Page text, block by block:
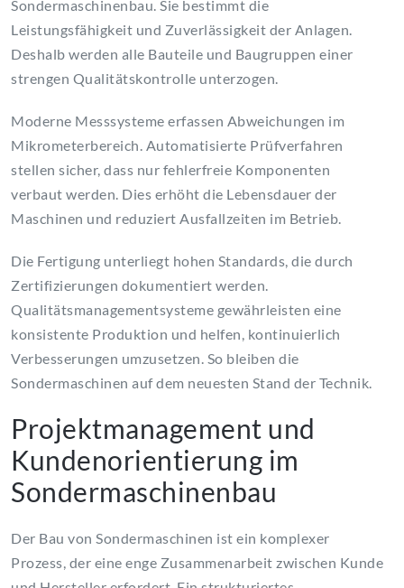
Sondermaschinenbau. Sie bestimmt die
Leistungsfähigkeit und Zuverlässigkeit der Anlagen.
Deshalb werden alle Bauteile und Baugruppen einer
strengen Qualitätskontrolle unterzogen.
Moderne Messsysteme erfassen Abweichungen im
Mikrometerbereich. Automatisierte Prüfverfahren
stellen sicher, dass nur fehlerfreie Komponenten
verbaut werden. Dies erhöht die Lebensdauer der
Maschinen und reduziert Ausfallzeiten im Betrieb.
Die Fertigung unterliegt hohen Standards, die durch
Zertifizierungen dokumentiert werden.
Qualitätsmanagementsysteme gewährleisten eine
konsistente Produktion und helfen, kontinuierlich
Verbesserungen umzusetzen. So bleiben die
Sondermaschinen auf dem neuesten Stand der Technik.
Projektmanagement und
Kundenorientierung im
Sondermaschinenbau
Der Bau von Sondermaschinen ist ein komplexer
Prozess, der eine enge Zusammenarbeit zwischen Kunde